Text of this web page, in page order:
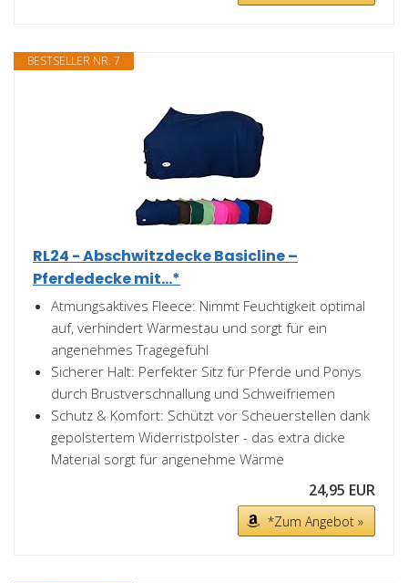
BESTSELLER NR. 7
RL24 - Abschwitzdecke Basicline –
Pferdedecke mit...*
Atmungsaktives Fleece: Nimmt Feuchtigkeit optimal
auf, verhindert Wärmestau und sorgt für ein
angenehmes Tragegefühl
Sicherer Halt: Perfekter Sitz für Pferde und Ponys
durch Brustverschnallung und Schweifriemen
Schutz & Komfort: Schützt vor Scheuerstellen dank
gepolstertem Widerristpolster - das extra dicke
Material sorgt für angenehme Wärme
24,95 EUR
*Zum Angebot »